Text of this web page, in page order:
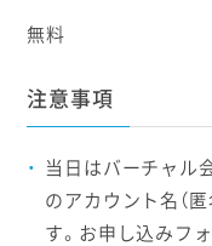
無料
注意事項
当日はバーチャル
のアカウント名（
す。お申し込みフ